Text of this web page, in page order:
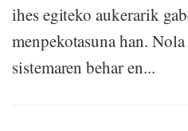
ihes egiteko aukerarik
menpekotasuna han.
sistemaren behar en...